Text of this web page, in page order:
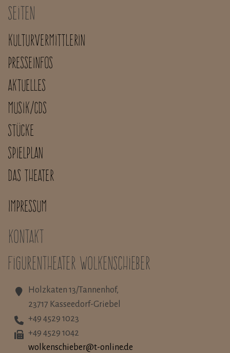
Seiten
Kulturvermittlerin
Presseinfos
Aktuelles
Musik/CDs
Stücke
Spielplan
Das Theater
Impressum
Kontakt
Figurentheater Wolkenschieber
Holzkaten 13/Tannenhof,
23717 Kasseedorf-Griebel
+49 4529 1023
+49 4529 1042
wolkenschieber@t-online.de